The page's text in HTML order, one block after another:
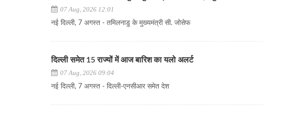
07 Aug, 2026 12:01
नई दिल्ली, 7 अगस्त - तमिलनाडु के मुख्यमंत्री सी. जोसेफ
दिल्ली समेत 15 राज्यों में आज बारिश का यलो अलर्ट
07 Aug, 2026 09:04
नई दिल्ली, 7 अगस्त - दिल्ली-एनसीआर समेत देश